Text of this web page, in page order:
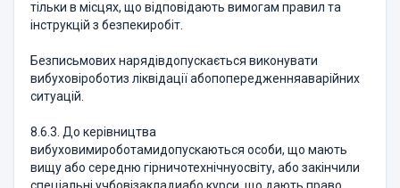
тільки в місцях, що відповідають вимогам правил та
інструкцій з безпекиробіт.
Безписьмових нарядівдопускається виконувати
вибуховіроботиз ліквідації абопопередженняаварійних
ситуацій.
8.6.3. До керівництва
вибуховимироботамидопускаються особи, що мають
вищу або середню гірничотехнічнуосвіту, або закінчили